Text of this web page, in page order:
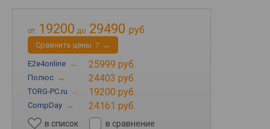
от 19200 до 29490 руб.
Cравнить цены 7 →
E2e4online → 25999 руб.
Полюс → 24403 руб.
TORG-PC.ru → 19200 руб.
CompDay → 24161 руб.
в список в сравнение